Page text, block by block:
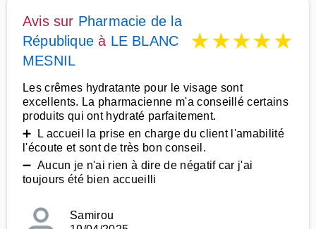
Avis sur Pharmacie de la
République à LE BLANC
MESNIL
★★★★★
Les crêmes hydratante pour le visage sont
excellents. La pharmacienne m'a conseillé certains
produits qui ont hydraté parfaitement.
➕ L accueil la prise en charge du client l'amabilité
l'écoute et sont de très bon conseil.
➖ Aucun je n'ai rien à dire de négatif car j'ai
toujours été bien accueilli
Samirou